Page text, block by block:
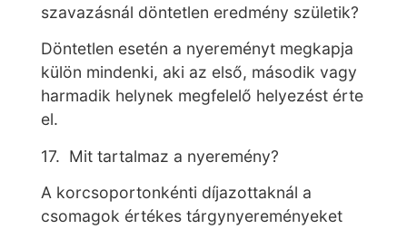
szavazásnál döntetlen eredmény születik?
Döntetlen esetén a nyereményt megkapja
külön mindenki, aki az első, második vagy
harmadik helynek megfelelő helyezést érte
el.
17. Mit tartalmaz a nyeremény?
A korcsoportonkénti díjazottaknál a
csomagok értékes tárgynyereményeket